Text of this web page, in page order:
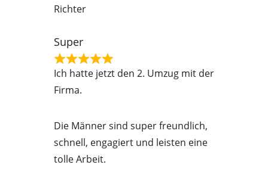
o
f
Richter
Super
R
d
5
o
Ich hatte jetzt den 2. Umzug mit der
Firma.
Die Männer sind super freundlich,
schnell, engagiert und leisten eine
tolle Arbeit.